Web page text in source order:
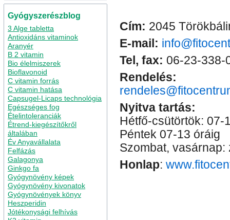
Gyógyszerészblog
3 Alge tabletta
Antioxidáns vitaminok
Aranyér
B 2 vitamin
Bio élelmiszerek
Bioflavonoid
C vitamin forrás
C vitamin hatása
Capsugel-Licaps technológia
Egészséges fog
Ételintoleranciák
Étrend-kiegészítőkről
általában
Év Anyavállalata
Felfázás
Galagonya
Ginkgo fa
Gyógynövény képek
Gyógynövény kivonatok
Gyógynövények könyv
Heszperidin
Jótékonysági felhívás
Cím: 2045
E-mail:
Tel, fax: 06-23-338-
Rendelés:
Nyitva tartás:
Hétfő-csütörtök: 07-
Péntek 07-13 óráig
Szombat, vasárnap:
Honlap: